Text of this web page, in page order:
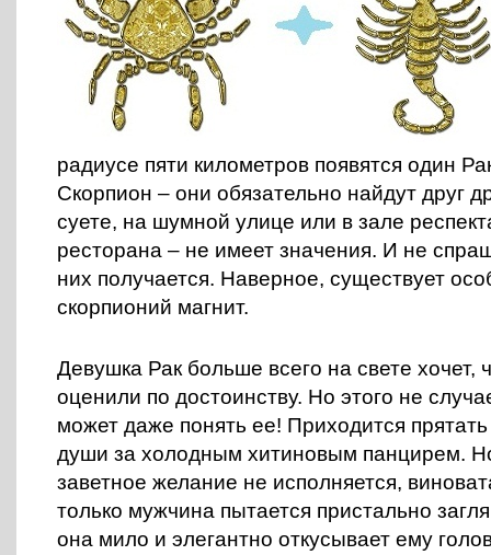
радиусе пяти километров появятся один
Скорпион – они обязательно найдут друг
суете, на шумной улице или в зале
ресторана – не имеет значения. И не
них получается. Наверное, существует
скорпионий магнит.
Девушка Рак больше всего на свете хочет,
оценили по достоинству. Но этого не
может даже понять ее! Приходится
души за холодным хитиновым панцирем.
заветное желание не исполняется,
только мужчина пытается пристально
она мило и элегантно откусывает ему